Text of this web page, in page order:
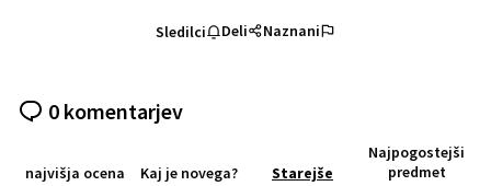
Sledilci Deli Naznani
0 komentarjev
najvišja ocena Kaj je novega? Starejše
Najpogostejši
predmet